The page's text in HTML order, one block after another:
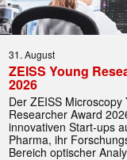
aktuell
31. August
ZEISS Young
2026
Der ZEISS Microscopy
Researcher Award
innovativen Start-ups
Pharma, ihr
Bereich optischer